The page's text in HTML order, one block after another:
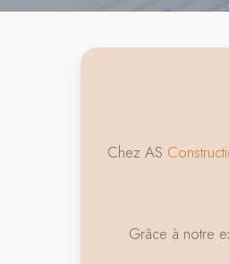
Chez AS
Grâce à notre